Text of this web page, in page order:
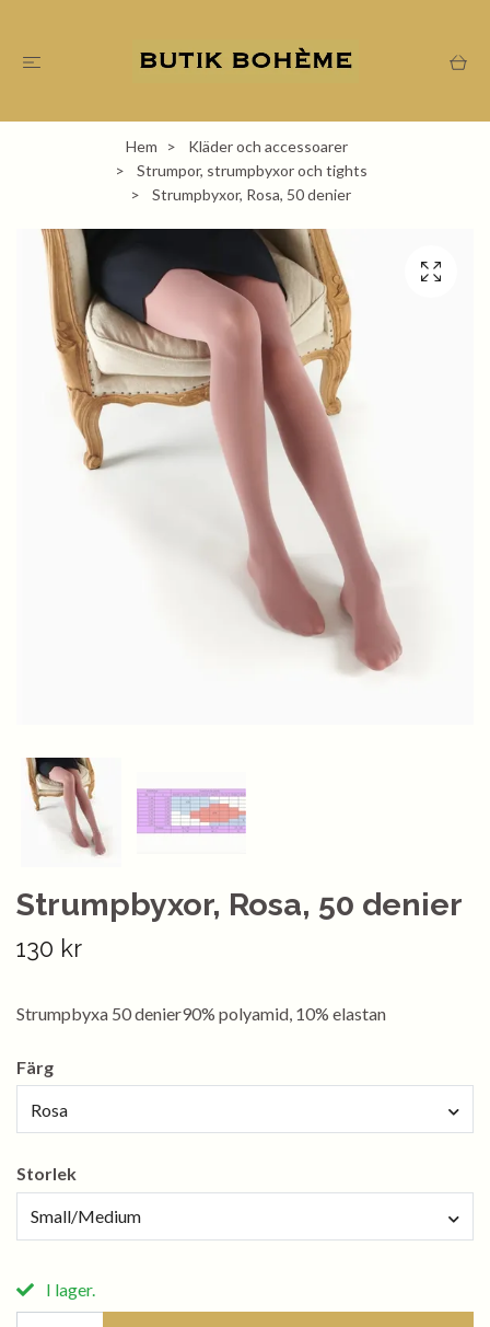
Hem
Kläder och accessoarer
Strumpor, strumpbyxor och tights
Strumpbyxor, Rosa, 50 denier
Strumpbyxor, Rosa, 50 denier
130 kr
Strumpbyxa 50 denier90% polyamid, 10% elastan
Färg
Rosa
Storlek
Small/Medium
I lager.